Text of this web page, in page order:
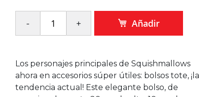
Añadir
Los personajes principales de Squishmallows
ahora en accesorios súper útiles: bolsos tote, ¡la
tendencia actual! Este elegante bolso, de